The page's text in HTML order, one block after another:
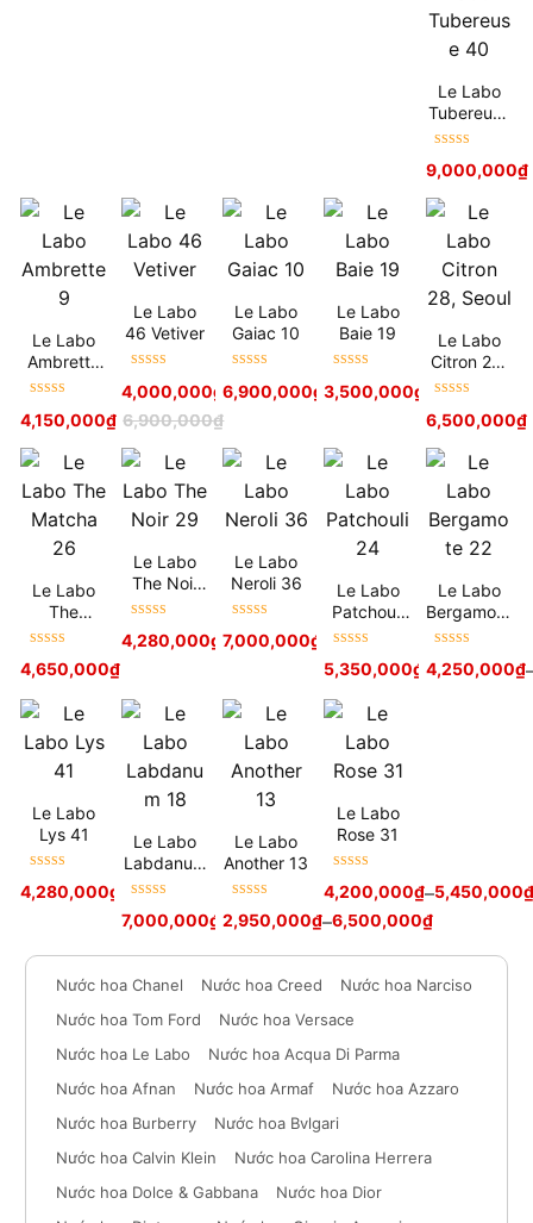
Le Labo
Tubereuse
40
hạng5sao
9,000,000₫
Le Labo
Ambrette
9
hạng5sao 6,900,000₫
4,150,000₫
Le Labo
46 Vetiver
hạng5sao
4,000,000₫–5,150,000 ₫
Le Labo
Gaiac 10
hạng5sao
6,900,000₫
Le Labo
Baie 19
hạng5sao
3,500,000₫
Le Labo
Citron 28,
Seoul
hạng5sao
6,500,000₫
Le Labo
The
Matcha 26
hạng5sao
4,650,000₫
Le Labo
The Noir
29
hạng5sao
4,280,000₫ –5,480,000
Le Labo
Neroli 36
hạng5sao
7,000,000₫
Le Labo
Patchouli
24
hạng5sao
5,350,000₫
Le Labo
Bergamote
22
hạng5sao
4,250,000₫
Le Labo
Lys 41
hạng5sao
4,280,000₫ 5,280,000
Le Labo
Labdanum
18
hạng5sao
7,000,000₫
Le Labo
Another 13
hạng5sao
2,950,000₫–6,500,000₫
Le Labo
Rose 31
hạng5sao
4,200,000₫–5,450,000
Nước hoa Chanel Nước hoa Creed
Nước hoa Narciso
Nước hoa Tom Ford
Nước hoa Versace
Nước hoa Le Labo
Nước hoa Acqua Di Parma
Nước hoa Afnan
Nước hoa Armaf
Nước hoa Azzaro
Nước hoa Burberry
Nước hoa Bvlgari
Nước hoa Calvin Klein
Nước hoa Carolina Herrera
Nước hoa Dolce & Gabbana
Nước hoa Dior